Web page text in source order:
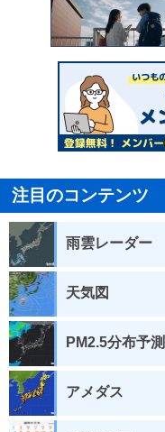
注目のコンテンツ
雨雲レーダー
天気図
PM2.5分布予測
アメダス